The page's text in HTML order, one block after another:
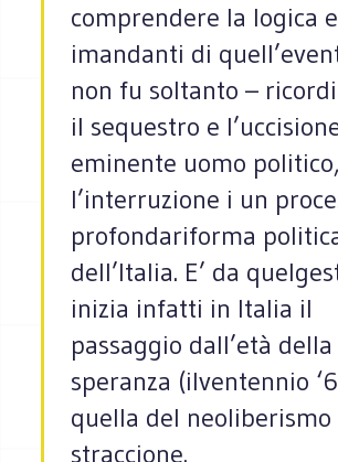
comprendere la logica e
imandanti di
non fu soltanto –
il sequestro e
eminente uomo
l’interruzione i un
profondariforma
dell’Italia. E’ da
inizia infatti in Italia il
passaggio dall’età della
speranza (ilventennio
quella del neoliberismo
straccione.